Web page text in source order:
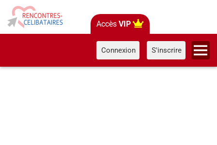
Accès VIP
Connexion S'inscrire